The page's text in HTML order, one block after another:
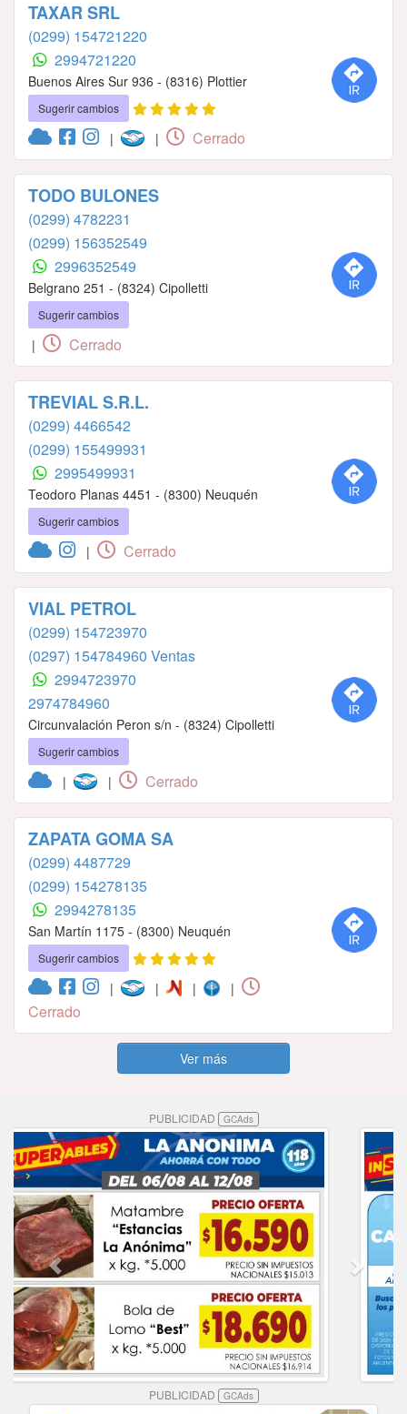
TAXAR SRL
(0299) 154721220
2994721220
Buenos Aires Sur 936 - (8316) Plottier
Sugerir cambios
| | Cerrado
TODO BULONES
(0299) 4782231
(0299) 156352549
2996352549
Belgrano 251 - (8324) Cipolletti
Sugerir cambios
| Cerrado
TREVIAL S.R.L.
(0299) 4466542
(0299) 155499931
2995499931
Teodoro Planas 4451 - (8300) Neuquén
Sugerir cambios
| Cerrado
VIAL PETROL
(0299) 154723970
(0297) 154784960 Ventas
2994723970
2974784960
Circunvalación Peron s/n - (8324) Cipolletti
Sugerir cambios
| | Cerrado
ZAPATA GOMA SA
(0299) 4487729
(0299) 154278135
2994278135
San Martín 1175 - (8300) Neuquén
Sugerir cambios
| | | |
Cerrado
Ver más
PUBLICIDAD GCAds
PUBLICIDAD GCAds